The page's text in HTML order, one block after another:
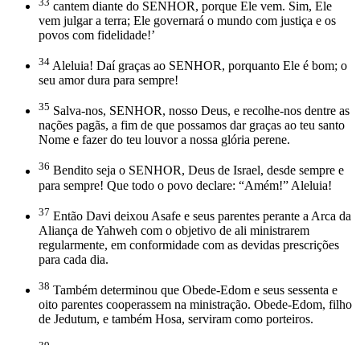
cantem diante do SENHOR, porque Ele vem. Sim, Ele
vem julgar a terra; Ele governará o mundo com justiça e os
povos com fidelidade!’
34 Aleluia! Daí graças ao SENHOR, porquanto Ele é bom; o
seu amor dura para sempre!
35 Salva-nos, SENHOR, nosso Deus, e recolhe-nos dentre as
nações pagãs, a fim de que possamos dar graças ao teu santo
Nome e fazer do teu louvor a nossa glória perene.
36 Bendito seja o SENHOR, Deus de Israel, desde sempre e
para sempre! Que todo o povo declare: “Amém!” Aleluia!
37 Então Davi deixou Asafe e seus parentes perante a Arca da
Aliança de Yahweh com o objetivo de ali ministrarem
regularmente, em conformidade com as devidas prescrições
para cada dia.
38 Também determinou que Obede-Edom e seus sessenta e
oito parentes cooperassem na ministração. Obede-Edom, filho
de Jedutum, e também Hosa, serviram como porteiros.